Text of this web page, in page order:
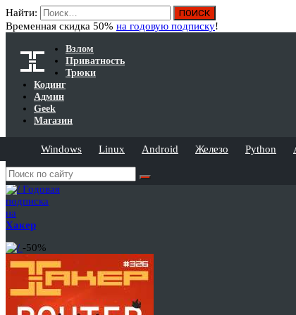
Найти:
Временная скидка 50% на годовую подписку!
Взлом
Приватность
Трюки
Кодинг
Админ
Geek
Магазин
Windows Linux Android Железо Python
Годовая
подписка
на
Хакер
-50%